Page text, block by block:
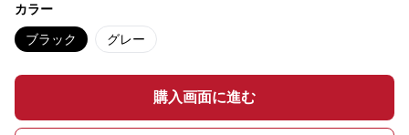
カラー
ブラック グレー
購入画面に進む